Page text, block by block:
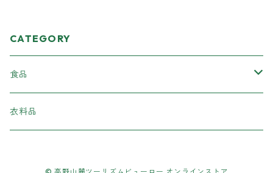
CATEGORY
食品
加工食品
衣料品